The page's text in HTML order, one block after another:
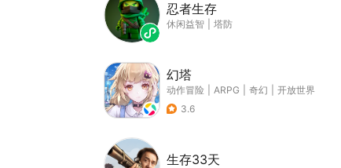
忍者生存
休闲益智 塔防
幻塔
动作冒险 ARPG 奇幻
开放世界
3.6
生存33天